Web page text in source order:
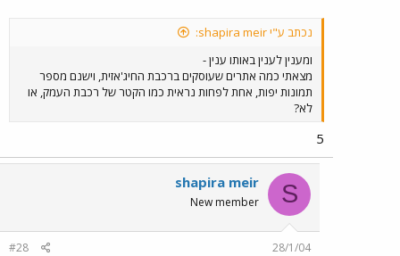
נכתב ע"י shapira meir:
ומענין לענין באותו ענין -
מצאתי כמה אתרים שעוסקים ברכבת החיג'אזית, וישנם מספר
תמונות יפות, אחת לפחות נראית כמו הקטר של רכבת העמק, או
לא?
5
S
shapira meir
New member
28/1/04
#28